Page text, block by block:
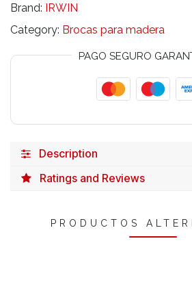
Brand: IRWIN
Category: Brocas para madera
PAGO SEGURO
Description
Ratings and Reviews
PRODUCTOS